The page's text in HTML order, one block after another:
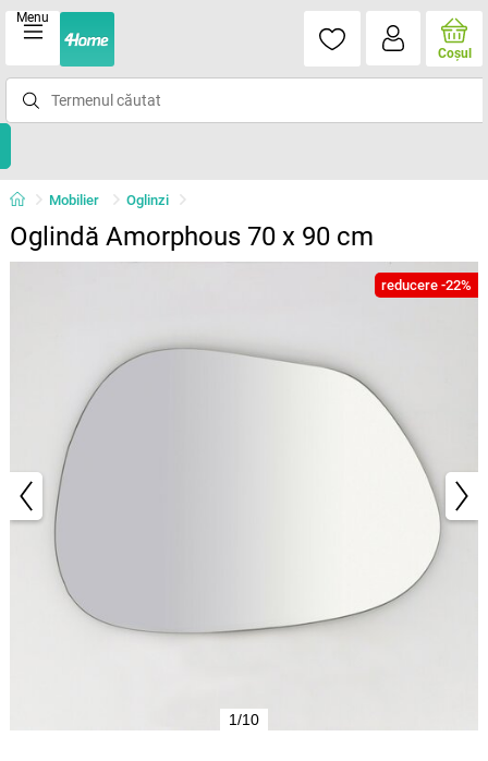
Menu
Coşul
Mobilier Oglinzi
Oglindă Amorphous 70 x 90 cm
reducere -22%
1/10